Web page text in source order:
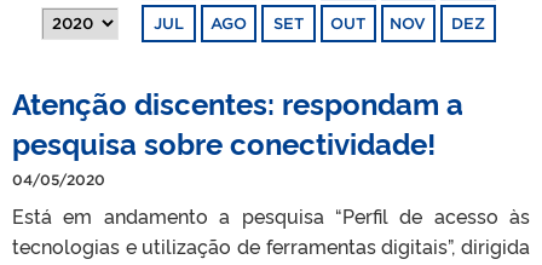
PORTARIAS JUL AGO SET OUT NOV DEZ
Atenção discentes: respondam a
pesquisa sobre conectividade!
04/05/2020
Está em andamento a pesquisa “Perfil de acesso às
tecnologias e utilização de ferramentas digitais”, dirigida